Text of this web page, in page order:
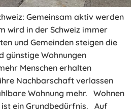
Gemeinsam aktiv werden
wird in der Schweiz immer
und Gemeinden steigen die
günstige Wohnungen
Menschen erhalten
Nachbarschaft verlassen
Wohnung mehr. Wohnen
ist ein Grundbedürfnis. Auf